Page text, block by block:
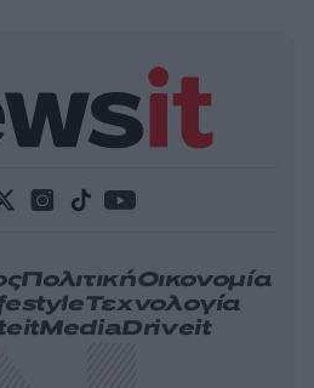
ΠολιτικήΟικονομία
Τεχνολογία
MediaDriveit